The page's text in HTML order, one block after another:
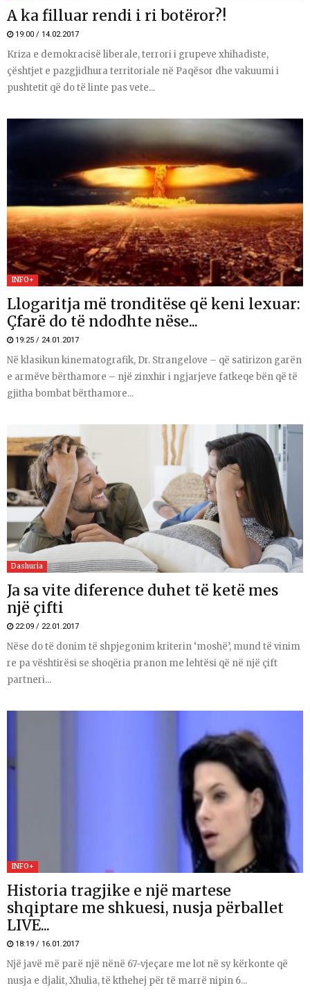
A ka filluar rendi i ri botëror?!
19:00 / 14.02.2017
Kriza e demokracisë liberale, terrori i grupeve xhihadiste,
çështjet e pazgjidhura territoriale në Paqësor dhe vakuumi i
pushtetit që do të linte pas vete...
INFO+
Llogaritja më tronditëse që keni lexuar:
Çfarë do të ndodhte nëse...
19:25 / 24.01.2017
Në klasikun kinematografik, Dr. Strangelove – që satirizon garën
e armëve bërthamore – një zinxhir i ngjarjeve fatkeqe bën që të
gjitha bombat bërthamore...
Dashuria
Ja sa vite diference duhet të ketë mes
një çifti
22:09 / 22.01.2017
Nëse do të donim të shpjegonim kriterin ‘moshë’, mund të vinim
re pa vështirësi se shoqëria pranon me lehtësi që në një çift
partneri...
INFO+
Historia tragjike e një martese
shqiptare me shkuesi, nusja përballet
LIVE...
18:19 / 16.01.2017
Një javë më parë një nënë 67-vjeçare me lot në sy kërkonte që
nusja e djalit, Xhulia, të kthehej për të marrë nipin 6...